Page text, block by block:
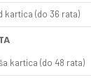
kartica (do 36 rata)
kartica (do 48 rata)